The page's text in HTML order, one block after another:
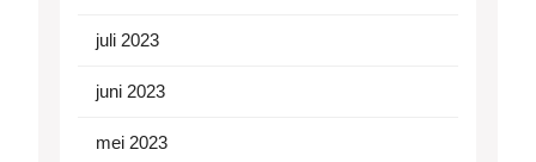
juli 2023
juni 2023
mei 2023